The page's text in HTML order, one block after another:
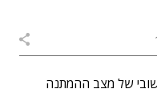
של מצב ההמתנה